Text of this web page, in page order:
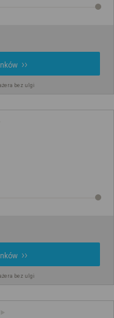
bez ulgi
bez ulgi